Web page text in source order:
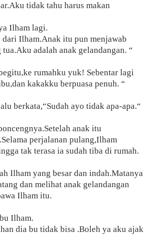
tidak tahu harus makan
Ilham lagi.
Ilham.Anak itu pun menjawab
adalah anak gelandangan. “
rumahku yuk! Sebentar lagi
kakakku berpuasa penuh. “
berkata,“Sudah ayo tidak apa-apa.“
anak itu
perjalanan pulang,Ilham
tak terasa ia sudah tiba di rumah.
Ilham yang besar dan indah.Matanya
dan melihat anak gelandangan
Ilham itu.
Ilham.
dia bu tidak bisa .Boleh ya aku ajak